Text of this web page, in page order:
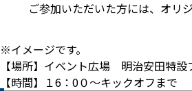
ご参加いただいた方には、オリ
※イメージです。
【場所】イベント広場 明治安田特設
【時間】１6：0０～キックオフまで